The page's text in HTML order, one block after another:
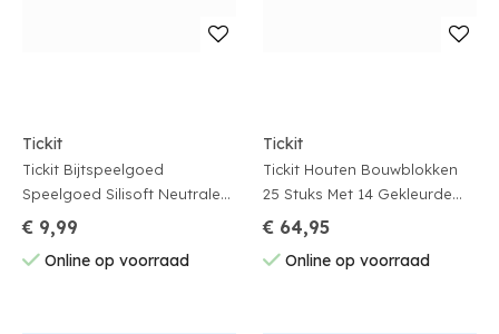
Tickit
Tickit Bijtspeelgoed
Speelgoed Silisoft Neutrale
Kleuren
€ 9,99
Online op voorraad
Tickit
Tickit Houten Bouwblokken
25 Stuks Met 14 Gekleurde
Acryl Blokjes Op Tray
27X27Cm +3 Jaar
€ 64,95
Online op voorraad